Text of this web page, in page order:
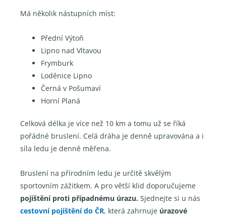
Má několik nástupních míst:
Přední Výtoň
Lipno nad Vltavou
Frymburk
Loděnice Lipno
Černá v Pošumaví
Horní Planá
Celková délka je více než 10 km a tomu už se říká
pořádné bruslení. Celá dráha je denně upravována a i
síla ledu je denně měřena.
Bruslení na přírodním ledu je určitě skvělým
sportovním zážitkem. A pro větší klid doporučujeme
pojištění proti případnému úrazu. Sjednejte si u nás
cestovní pojištění do ČR, která zahrnuje úrazové